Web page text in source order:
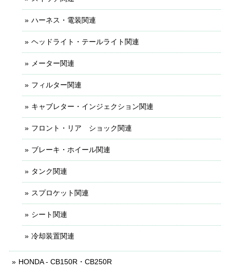
ハーネス・電装関連
ヘッドライト・テールライト関連
メーター関連
フィルター関連
キャブレター・インジェクション関連
フロント・リア ショック関連
ブレーキ・ホイール関連
タンク関連
スプロケット関連
シート関連
冷却装置関連
HONDA - CB150R・CB250R